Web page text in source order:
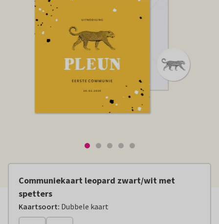
Communiekaart leopard zwart/wit met
spetters
Kaartsoort: Dubbele kaart